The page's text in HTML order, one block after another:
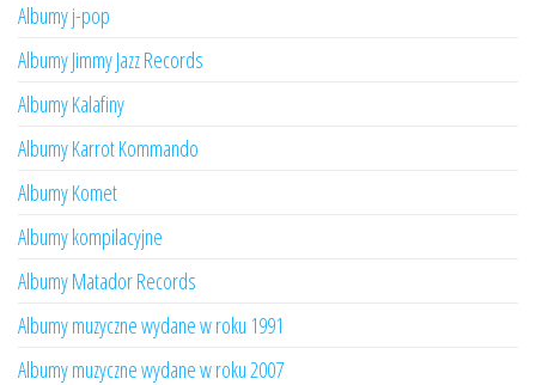
Albumy j-pop
Albumy Jimmy Jazz Records
Albumy Kalafiny
Albumy Karrot Kommando
Albumy Komet
Albumy kompilacyjne
Albumy Matador Records
Albumy muzyczne wydane w roku 1991
Albumy muzyczne wydane w roku 2007